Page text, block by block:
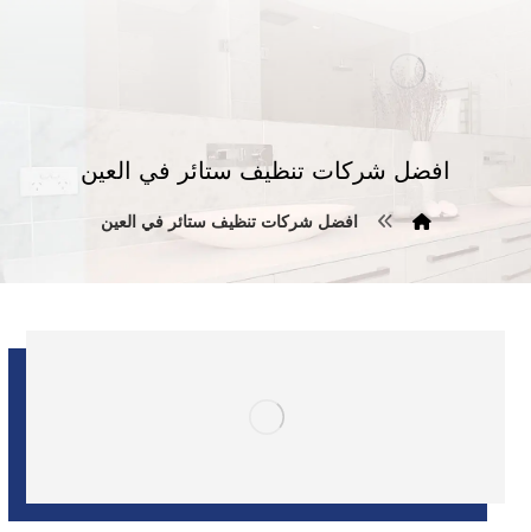
افضل شركات تنظيف ستائر في العين
افضل شركات تنظيف ستائر في العين